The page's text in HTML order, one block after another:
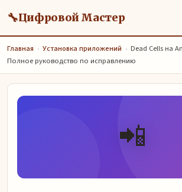
🔧Цифровой Мастер
Главная › Установка приложений › Dead Cells на
Полное руководство по исправлению
📲